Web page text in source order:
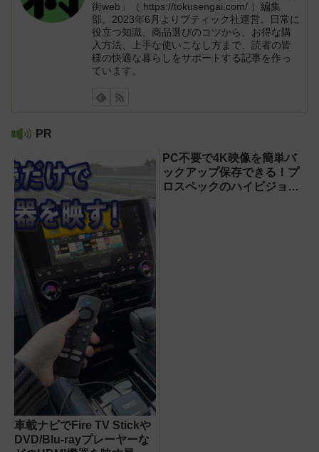
街web」（ https://tokusengai.com/ ）編集
部。2023年6月よりブティック社運営。日常に
役立つ知識、商品選びのコツから、お得な購
入方法、上手な使いこなし方まで、読者の皆
様の快適な暮らしをサポートする記事を作っ
ています。
PR
車載ナビでFire TV Stickや
DVD/Blu-rayプレーヤーな
PC不要で4K映像を簡単バ
ックアップ保存できる！プ
ロスペックのハイビジョン